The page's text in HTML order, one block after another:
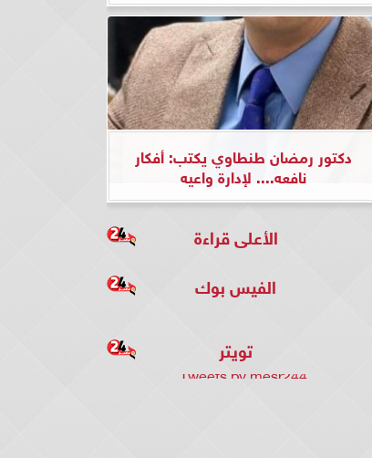
دكتور رمضان طنطاوي يكتب: أفكار
نافعه.... لإدارة واعيه
الأعلى قراءة
الفيس بوك
تويتر
Tweets by mesr244